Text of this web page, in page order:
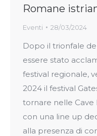
Romane
Eventi 28/03/2024
Dopo il trionfale
essere stato
festival regionale,
2024 il festival
tornare nelle Cave
con una line up
alla presenza di